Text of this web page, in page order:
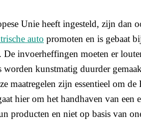
Unie heeft ingesteld, zijn dan
auto promoten en is gebaat
De invoerheffingen moeten er
worden kunstmatig duurder
maatregelen zijn essentieel om
hier om het handhaven van
producten en niet op basis van